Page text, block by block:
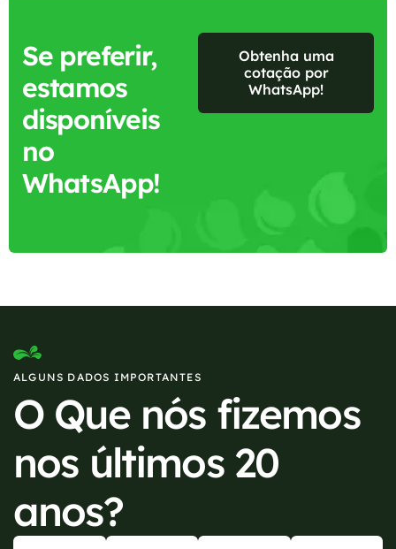
Se preferir,
estamos
disponíveis
no
WhatsApp!
Obtenha uma
cotação por
WhatsApp!
ALGUNS DADOS IMPORTANTES
O Que nós fizemos
nos últimos 20
anos?